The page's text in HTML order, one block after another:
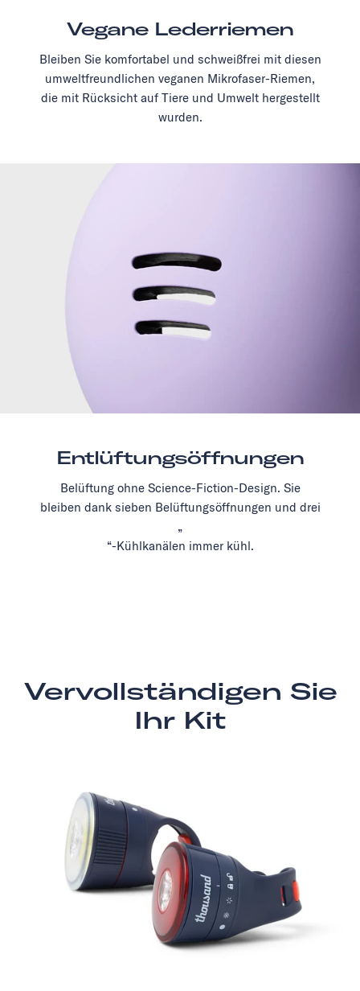
Vegane Lederriemen
Bleiben Sie komfortabel und schweißfrei mit diesen
umweltfreundlichen veganen Mikrofaser-Riemen,
die mit Rücksicht auf Tiere und Umwelt hergestellt
wurden.
Entlüftungsöffnungen
Belüftung ohne Science-Fiction-Design. Sie
bleiben dank sieben Belüftungsöffnungen und drei
„
“-Kühlkanälen immer kühl.
Vervollständigen Sie
Ihr Kit